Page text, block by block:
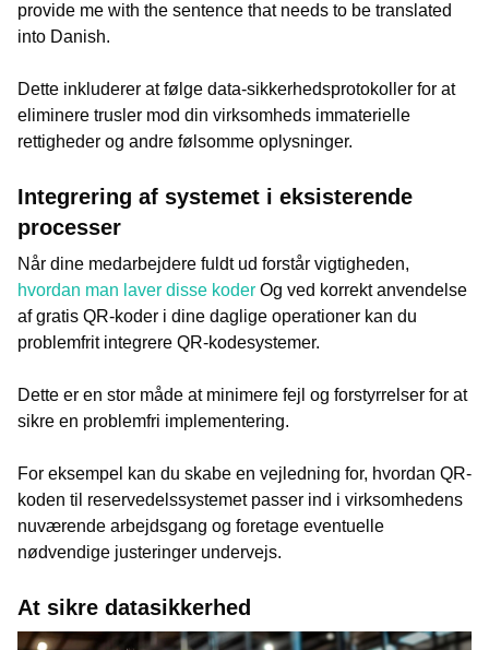
provide me with the sentence that needs to be translated
into Danish.
Dette inkluderer at følge data-sikkerhedsprotokoller for at
eliminere trusler mod din virksomheds immaterielle
rettigheder og andre følsomme oplysninger.
Integrering af systemet i eksisterende
processer
Når dine medarbejdere fuldt ud forstår vigtigheden,
hvordan man laver disse koder Og ved korrekt anvendelse
af gratis QR-koder i dine daglige operationer kan du
problemfrit integrere QR-kodesystemer.
Dette er en stor måde at minimere fejl og forstyrrelser for at
sikre en problemfri implementering.
For eksempel kan du skabe en vejledning for, hvordan QR-
koden til reservedelssystemet passer ind i virksomhedens
nuværende arbejdsgang og foretage eventuelle
nødvendige justeringer undervejs.
At sikre datasikkerhed